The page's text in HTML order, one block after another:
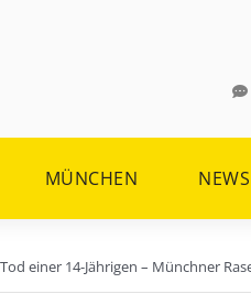
MÜNCHEN NEWS
einer 14-Jährigen – Münchner